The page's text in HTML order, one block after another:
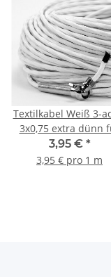
Textilkabel Weiß 3-
3x0,75 extra dünn
innere Verkabelung
Ketten-Lampen
3,95 € *
3,95 € pro 1 m